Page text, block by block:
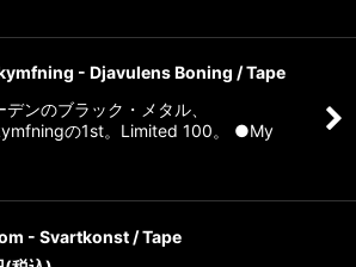
- Djavulens Boning / Tape
デンのブラック・メタル、
の1st。Limited 100。 ●My
- Svartkonst / Tape